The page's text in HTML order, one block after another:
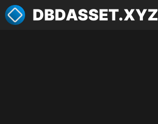
DBDASSET.XYZ